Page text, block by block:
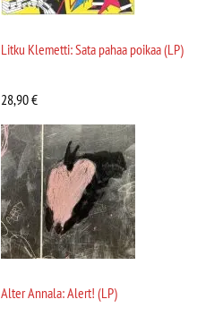
Litku Klemetti: Sata pahaa poikaa (LP)
28,90€
Alter Annala: Alert! (LP)